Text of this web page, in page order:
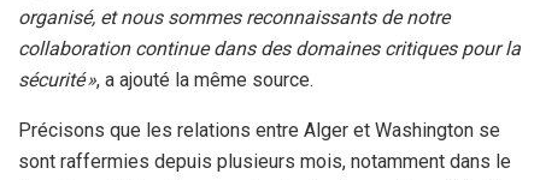
organisé, et nous sommes reconnaissants de notre
collaboration continue dans des domaines critiques pour la
sécurité », a ajouté la même source.
Précisons que les relations entre Alger et Washington se
sont raffermies depuis plusieurs mois, notamment dans le